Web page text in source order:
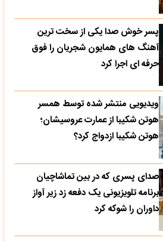
پسر خوش صدا یکی از سخت ترین
آهنگ های همایون شجریان را فوق
حرفه ای اجرا کرد
ویدیویی منتشر شده توسط همسر
هوتن شکیبا از عمارت عروسیشان؛
هوتن شکیبا ازدواج کرد؟
صدای پسری که در بین تماشاچیان
برنامه تلویزیونی یک دفعه زد زیر آواز
داوران را شوکه کرد